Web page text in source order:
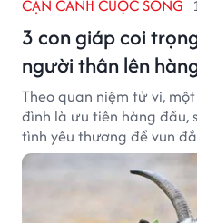
CẬN CẢNH CUỘC SỐNG
3 con giáp coi
người thân lên
Theo quan niệm tử vi,
đình là ưu tiên hàng đầu,
tình yêu thương để vun